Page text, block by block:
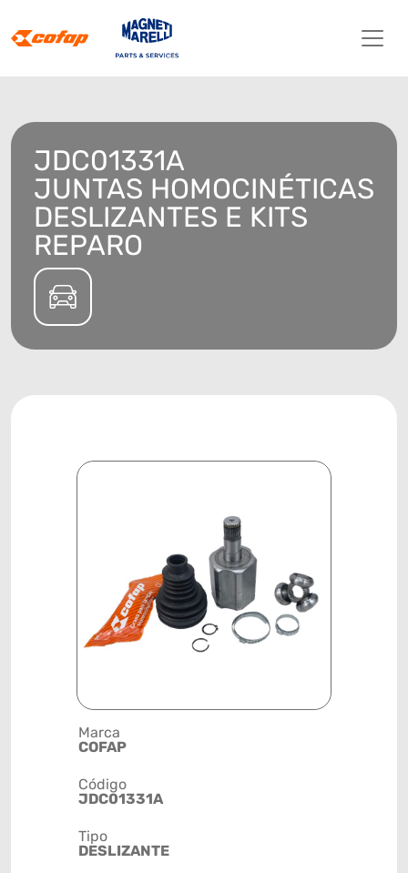
JDC01331A
JUNTAS HOMOCINÉTICAS
DESLIZANTES E KITS
REPARO
Marca
COFAP
Código
JDC01331A
Tipo
DESLIZANTE